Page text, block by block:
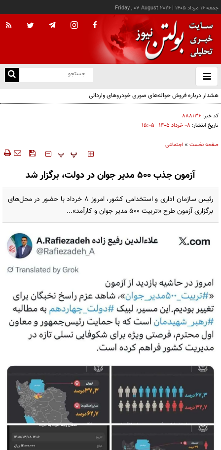
جمعه ۱۶ مرداد ۱۴۰۵ |
Friday , 07 August 2026
باز
و
هشدار درباره فروش حواله‌های صوری خودروهای وارداتی
کد خبر: ۸۸۸۱۳۶
تاریخ انتشار: ۰۸ خرداد ۱۴۰۵ - ۱۵:۰۵
صفحه نخست » اجتماعی
‍‍‍ پ پ
آزمون جذب ۵۰۰ مدیر جوان در دولت، برگزار شد
رئیس سازمان اداری و استخدامی کشور، امروز ۸ خرداد با حضور در محل‌های
برگزاری آزمون طرح «تربیت ۵۰۰ مدیر جوان و کارآمد»...